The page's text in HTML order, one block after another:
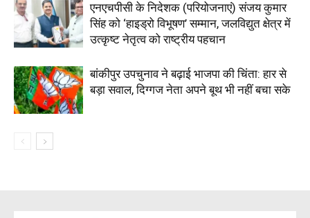
एनएचपीसी के निदेशक (परियोजनाएं) संजय कुमार
सिंह को ‘हाइड्रो विभूषण’ सम्मान, जलविद्युत क्षेत्र में
उत्कृष्ट नेतृत्व को राष्ट्रीय पहचान
बांकीपुर उपचुनाव ने बढ़ाई भाजपा की चिंता: हार से
बड़ा सवाल, दिग्गज नेता अपने बूथ भी नहीं बचा सके